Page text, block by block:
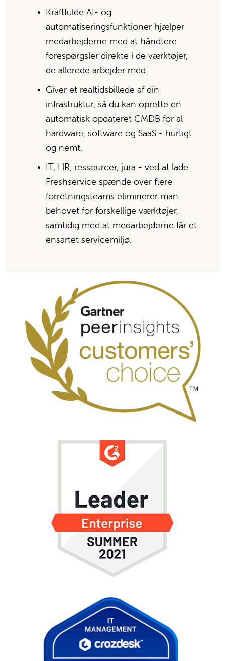
Kraftfulde AI- og
automatiseringsfunktioner hjælper
medarbejderne med at håndtere
forespørgsler direkte i de værktøjer,
de allerede arbejder med.
Giver et realtidsbillede af din
infrastruktur, så du kan oprette en
automatisk opdateret CMDB for al
hardware, software og SaaS - hurtigt
og nemt.
IT, HR, ressourcer, jura - ved at lade
Freshservice spænde over flere
forretningsteams eliminerer man
behovet for forskellige værktøjer,
samtidig med at medarbejderne får et
ensartet servicemiljø.